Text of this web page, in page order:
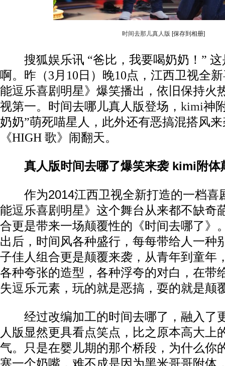
时间去那儿真人版 [保存到相册]
搜狐娱乐讯 “爸比，我要喝奶奶！” 这
啊。昨（3月10日）晚10点，江西卫视全
能逗乐喜剧明星》爆笑播出，依旧保持火
视第一。时间去哪儿真人版登场， kimi神
奶奶”萌死喵星人，此外还有恶搞混搭风
《HIGH 歌》闹翻天。
真人版时间去哪了爆笑来袭 kimi附体
作为2014江西卫视全新打造的一档喜
能逗乐喜剧明星》这个舞台从来都不缺奇
合更是带来一场颠覆性的《时间去哪了》
出后，时间风各种盛行，每每带给人一种
子佳人组合更是颠覆来袭，从青年到童年
各种夸张的造型，各种浮夸的对白，在带
失逗乐元素，玩的就是恶搞，耍的就是颠
经过改编加工的时间去哪了，融入了
人版显然更具看点笑点，比之原本高大上
气。只是在婴儿期的那个桥段，为什么你